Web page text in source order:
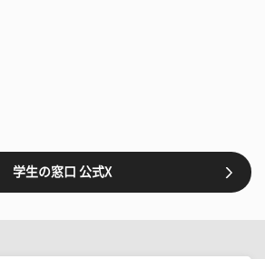
学生の窓口 公式X